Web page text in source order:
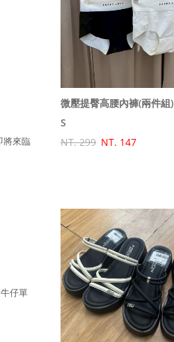
將來臨
仔單
微壓提臀高腰內褲(兩件組)
S
NT. 299 NT. 147